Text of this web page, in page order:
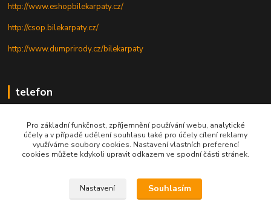
http://www.eshopbilekarpaty.cz/
http://csop.bilekarpaty.cz/
http://www.dumprirody.cz/bilekarpaty
telefon
+420 727 880 789
PO - PÁ: 9 - 17
Pro základní funkčnost, zpříjemnění používání webu, analytické
účely a v případě udělení souhlasu také pro účely cílení reklamy
využíváme soubory cookies. Nastavení vlastních preferencí
cookies můžete kdykoli upravit odkazem ve spodní části stránek.
Nastavení Souhlasím